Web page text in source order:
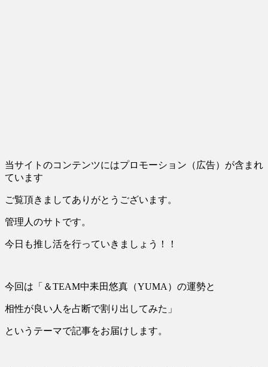
当サイトのコンテンツにはプロモーション（広告）が含まれ
ています
ご覧頂きましてありがとうございます。
管理人のサトです。
今日も推し活を行っていきましょう！！
今回は「＆TEAM中耒田悠真（YUMA）の運勢と
相性が良い人を占断で割り出してみた」
というテーマで記事をお届けします。